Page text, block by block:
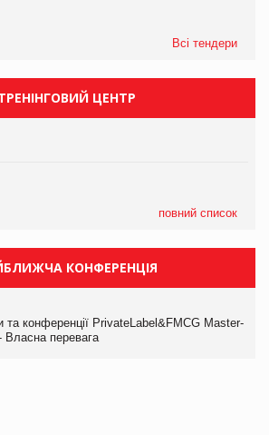
Всі тендери
ЦЕНТР
повний список
КОНФЕРЕНЦІЯ
та конференції PrivateLabel&FMCG Master-
перевага